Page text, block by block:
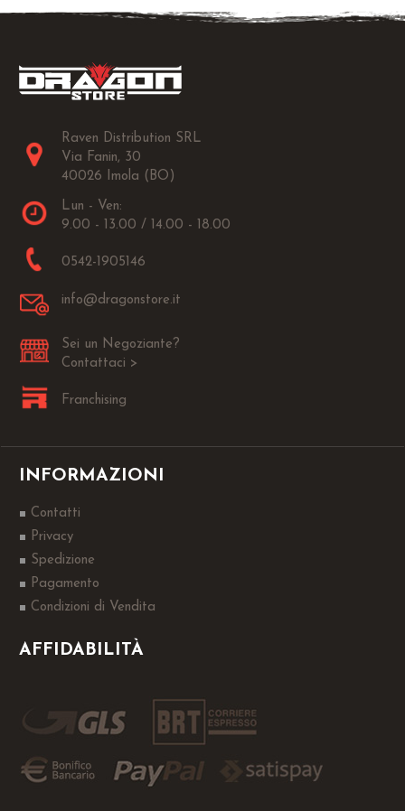
Raven Distribution SRL
Via Fanin, 30
40026 Imola (BO)
Lun - Ven:
9.00 - 13.00 / 14.00 - 18.00
0542-1905146
info@dragonstore.it
Sei un Negoziante?
Contattaci >
Franchising
INFORMAZIONI
Contatti
Privacy
Spedizione
Pagamento
Condizioni di Vendita
AFFIDABILITÀ